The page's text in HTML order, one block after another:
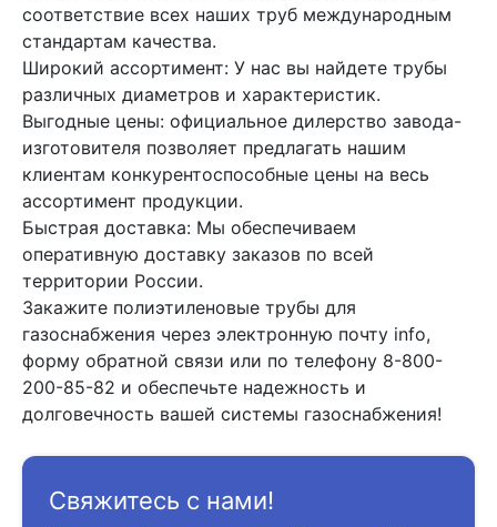
соответствие всех наших труб международным
стандартам качества.
Широкий ассортимент: У нас вы найдете трубы
различных диаметров и характеристик.
Выгодные цены: официальное дилерство завода-
изготовителя позволяет предлагать нашим
клиентам конкурентоспособные цены на весь
ассортимент продукции.
Быстрая доставка: Мы обеспечиваем
оперативную доставку заказов по всей
территории России.
Закажите полиэтиленовые трубы для
газоснабжения через электронную почту info,
форму обратной связи или по телефону 8-800-
200-85-82 и обеспечьте надежность и
долговечность вашей системы газоснабжения!
Свяжитесь с нами!